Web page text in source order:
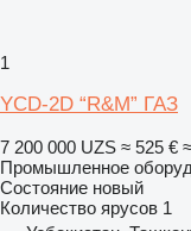
1
YCD-2D “R&M” ГАЗ
7 200 000 UZS ≈ 525 €
Промышленное
Состояние новый
Количество ярусов 1